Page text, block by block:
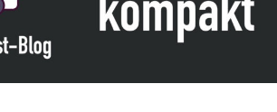
DGKCH
(Update